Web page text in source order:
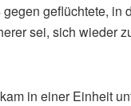
geflüchtete,
sei, sich wieder
in einer Einheit